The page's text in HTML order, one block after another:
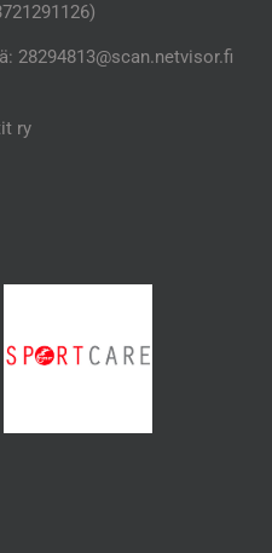
28294813@scan.netvisor.fi
ry